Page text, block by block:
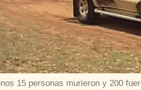
15 personas murieron y 200